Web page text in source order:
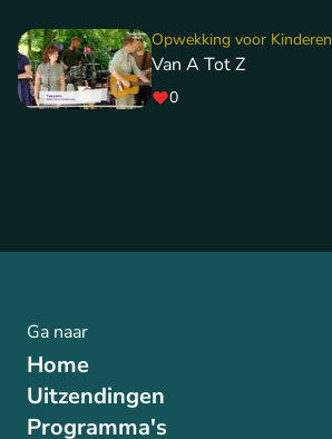
Opwekking voor Kinderen
Van A Tot Z
0
Ga naar
Home
Uitzendingen
Programma's